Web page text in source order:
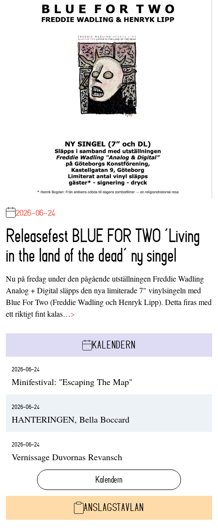
2026-06-24
Releasefest BLUE FOR TWO ‘Living
in the land of the dead’ ny singel
Nu på fredag under den pågående utställningen Freddie Wadling
Analog + Digital släpps den nya limiterade 7" vinylsingeln med
Blue For Two (Freddie Wadling och Henryk Lipp). Detta firas med
ett riktigt fint kalas…>
KALENDERN
2026-06-24
Minifestival: "Escaping The Map"
2026-06-24
HANTERINGEN, Bella Boccard
2026-06-24
Vernissage Duvornas Revansch
Kalendern
ANSLAGSTAVLAN